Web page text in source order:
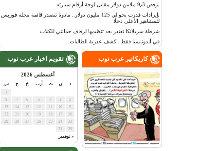
يرفض 9٫3 ملايين دولار مقابل لوحة أرقام سيارته
بإيرادات قدرت بحوالي 125 مليون دولار.. مادونا تتصدر قائمة مجلة فوربس
للمشاهير الأعلى دخلًا
شرطة سريلانكا تعتذر بعد تنظيمها لزفاف جماعي للكلاب
في أندونيسيا فقط.. كشف عذرية الطالبات
تقويم اخبار عرب توب
أغسطس 2026
أرب س
« نوفمبر
كاريكاتير عرب توب